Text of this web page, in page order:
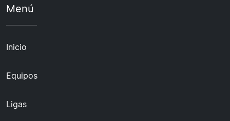
Menú
Inicio
Equipos
Ligas